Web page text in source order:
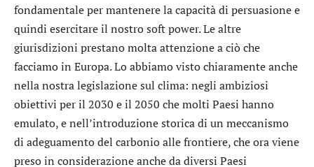
fondamentale per mantenere la capacità di persuasione e
quindi esercitare il nostro soft power. Le altre
giurisdizioni prestano molta attenzione a ciò che
facciamo in Europa. Lo abbiamo visto chiaramente anche
nella nostra legislazione sul clima: negli ambiziosi
obiettivi per il 2030 e il 2050 che molti Paesi hanno
emulato, e nell’introduzione storica di un meccanismo
di adeguamento del carbonio alle frontiere, che ora viene
preso in considerazione anche da diversi Paesi